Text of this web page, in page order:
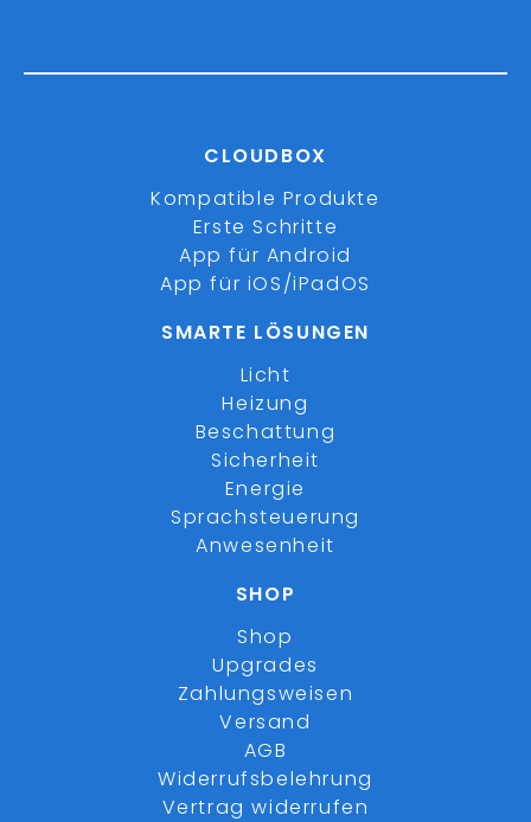
CLOUDBOX
Kompatible Produkte
Erste Schritte
App für Android
App für iOS/iPadOS
SMARTE LÖSUNGEN
Licht
Heizung
Beschattung
Sicherheit
Energie
Sprachsteuerung
Anwesenheit
SHOP
Shop
Upgrades
Zahlungsweisen
Versand
AGB
Widerrufsbelehrung
Vertrag widerrufen